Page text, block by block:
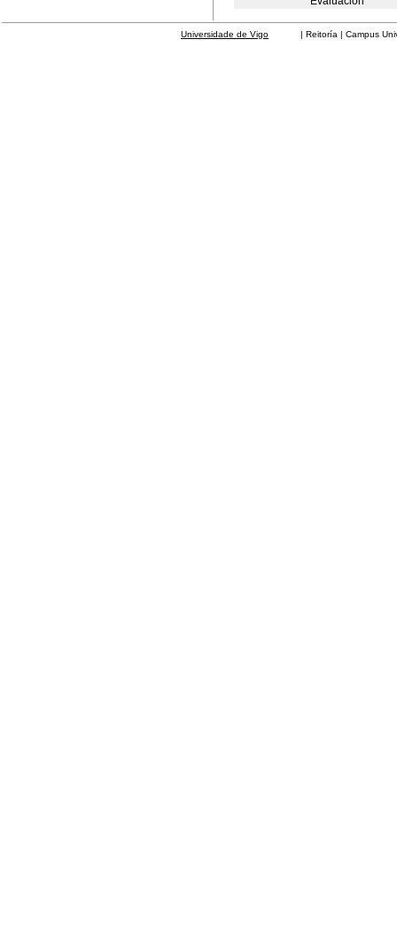
Universidade de Vigo | Reitoría | Campus